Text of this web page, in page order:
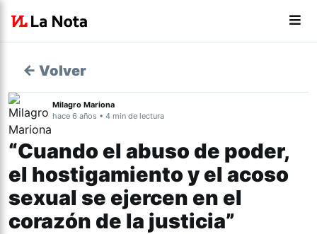
← Volver
Milagro Mariona
hace 6 años • 4 min de lectura
“Cuando el abuso de poder,
el hostigamiento y el acoso
sexual se ejercen en el
corazón de la justicia”